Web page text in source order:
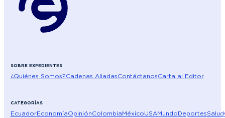
SOBRE EXPEDIENTES
¿Quiénes Somos?Cadenas AliadasContáctanosCarta al Editor
CATEGORÍAS
EcuadorEconomíaOpiniónColombiaMéxicoUSAMundoDeportesSalud